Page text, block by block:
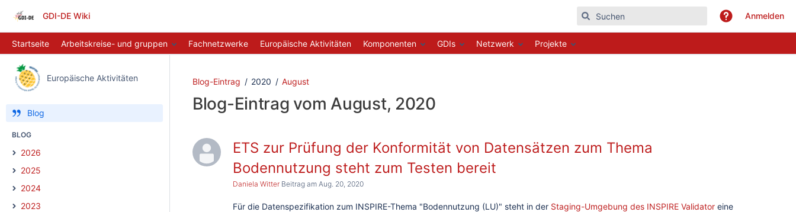
GDI-DE Wiki Anmelden
Startseite Arbeitskreise- und gruppen Fachnetzwerke Europäische Aktivitäten Komponenten GDIs Netzwerk Projekte
Europäische Aktivitäten
Blog
BLOG
2026
2025
2024
2023
Blog-Eintrag 2020 August
Blog-Eintrag vom August, 2020
ETS zur Prüfung der Konformität von Datensätzen zum Thema
Bodennutzung steht zum Testen bereit
Daniela Witter Beitrag am Aug. 20, 2020
Für die Datenspezifikation zum INSPIRE-Thema "Bodennutzung (LU)" steht in der Staging-Umgebung des INSPIRE Validator eine